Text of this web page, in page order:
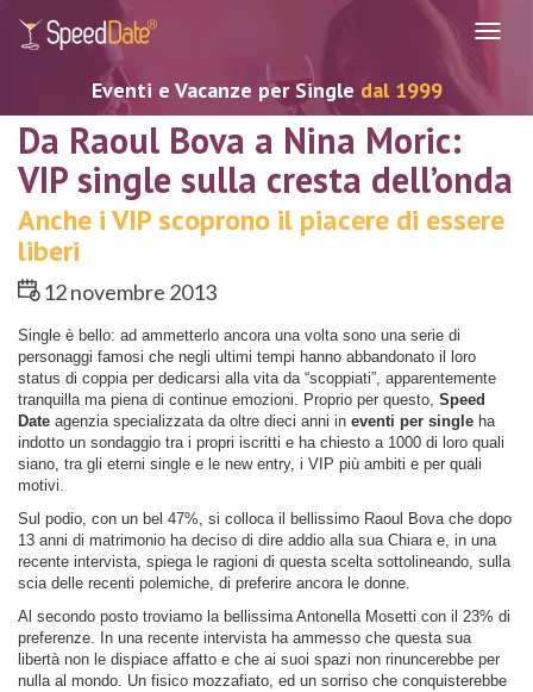
Eventi e Vacanze per Single dal 1999
Da Raoul Bova a Nina Moric:
VIP single sulla cresta dell’onda
Anche i VIP scoprono il piacere di essere
liberi
12 novembre 2013
Single è bello: ad ammetterlo ancora una volta sono una serie di
personaggi famosi che negli ultimi tempi hanno abbandonato il loro
status di coppia per dedicarsi alla vita da “scoppiati”, apparentemente
tranquilla ma piena di continue emozioni. Proprio per questo, Speed
Date agenzia specializzata da oltre dieci anni in eventi per single ha
indotto un sondaggio tra i propri iscritti e ha chiesto a 1000 di loro quali
siano, tra gli eterni single e le new entry, i VIP più ambiti e per quali
motivi.
Sul podio, con un bel 47%, si colloca il bellissimo Raoul Bova che dopo
13 anni di matrimonio ha deciso di dire addio alla sua Chiara e, in una
recente intervista, spiega le ragioni di questa scelta sottolineando, sulla
scia delle recenti polemiche, di preferire ancora le donne.
Al secondo posto troviamo la bellissima Antonella Mosetti con il 23% di
preferenze. In una recente intervista ha ammesso che questa sua
libertà non le dispiace affatto e che ai suoi spazi non rinuncerebbe per
nulla al mondo. Un fisico mozzafiato, ed un sorriso che conquisterebbe